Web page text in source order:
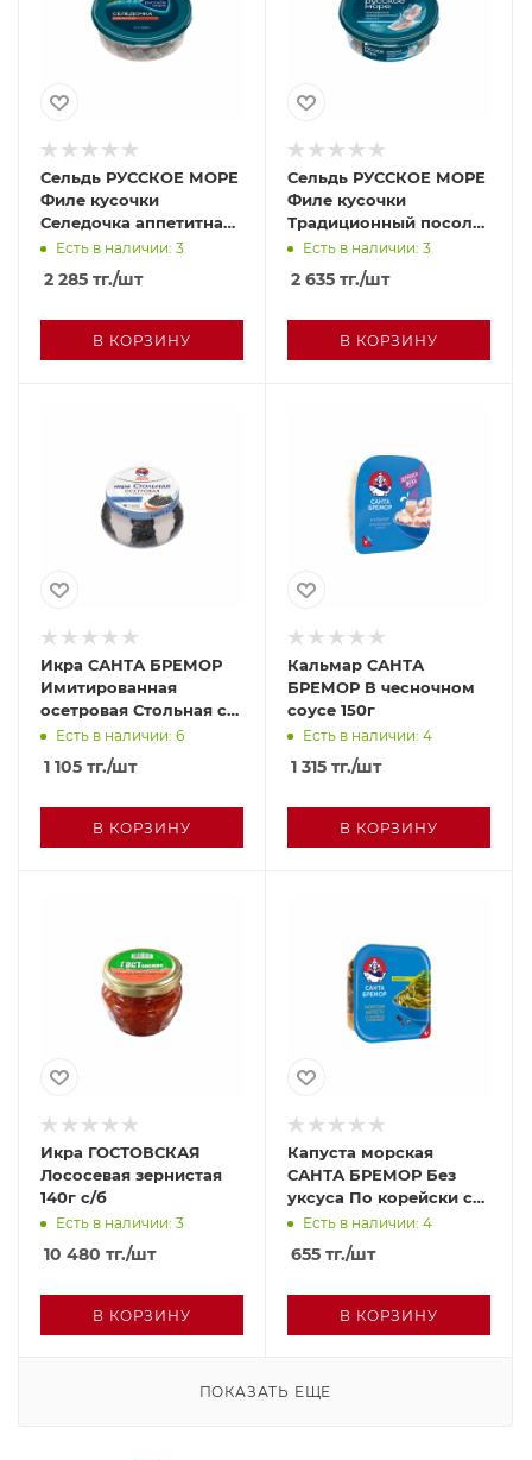
Сельдь РУССКОЕ МОРЕ
Филе кусочки
Селедочка аппетитная
с/с в масле 400г
Есть в наличии: 3
2 285 тг./шт
В КОРЗИНУ
Сельдь РУССКОЕ МОРЕ
Филе кусочки
Традиционный посол
с/с в масле 500г
Есть в наличии: 3
2 635 тг./шт
В КОРЗИНУ
Икра САНТА БРЕМОР
Имитированная
осетровая Стольная со
сливочным кремом
Есть в наличии: 6
1 105 тг./шт
В КОРЗИНУ
Кальмар САНТА
БРЕМОР В чесночном
соусе 150г
Есть в наличии: 4
1 315 тг./шт
В КОРЗИНУ
Икра ГОСТОВСКАЯ
Лососевая зернистая
140г с/б
Есть в наличии: 3
10 480 тг./шт
В КОРЗИНУ
Капуста морская
САНТА БРЕМОР Без
уксуса По корейски с
морковью 200г п/у
Есть в наличии: 4
655 тг./шт
В КОРЗИНУ
ПОКАЗАТЬ ЕЩЕ